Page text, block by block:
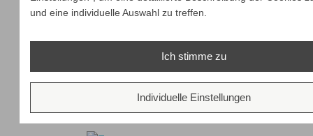
und eine individuelle Auswahl zu treffen.
Ich stimme zu
Individuelle Einstellungen